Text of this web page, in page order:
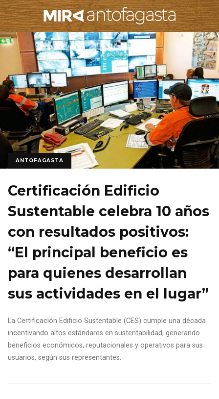
ANTOFAGASTA
Certificación Edificio
Sustentable celebra 10 años
con resultados positivos:
“El principal beneficio es
para quienes desarrollan
sus actividades en el lugar”
La Certificación Edificio Sustentable (CES) cumple una década
incentivando altos estándares en sustentabilidad, generando
beneficios económicos, reputacionales y operativos para sus
usuarios, según sus representantes.